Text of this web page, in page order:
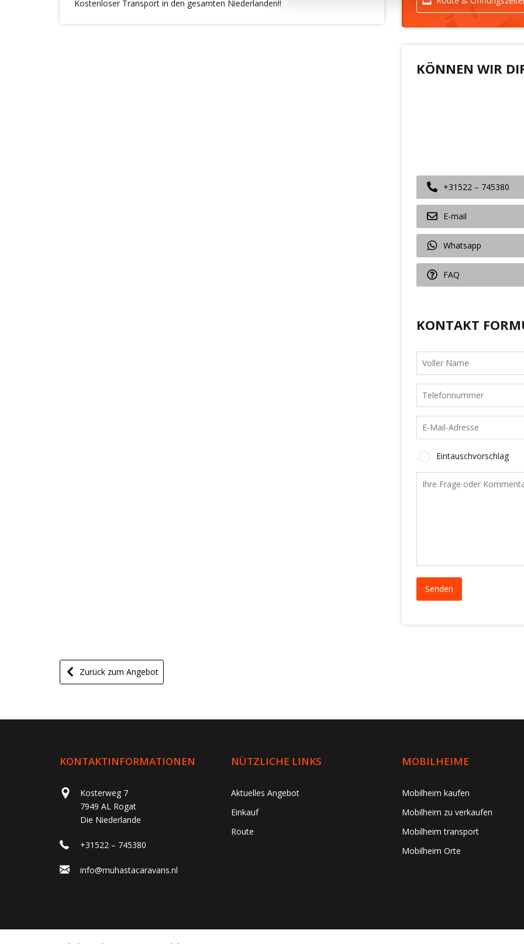
Kostenloser Transport in den gesamten Niederlanden!!
KÖNNEN WIR
+31522 – 745380
E-mail
Whatsapp
FAQ
KONTAKT
Eintauschvorschlag
Zurück zum Angebot
KONTAKTINFORMATIONEN
Kosterweg 7
7949 AL Rogat
Die Niederlande
+31522 – 745380
info@muhastacaravans.nl
NÜTZLICHE LINKS
Aktuelles Angebot
Einkauf
Route
MOBILHEIME
Mobilheim kaufen
Mobilheim zu verkaufen
Mobilheim transport
Mobilheim Orte